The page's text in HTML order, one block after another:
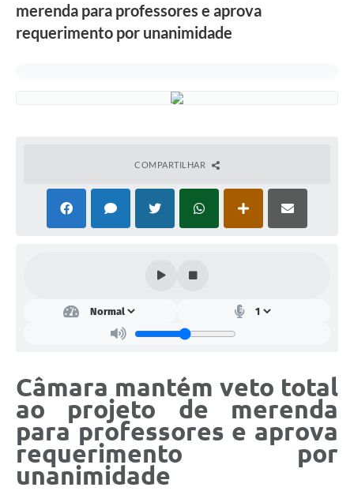
Relatório de Viagens
Diárias
Consulta Popular
Plano Estratégico
SIC / e-SIC
FAQ (Perguntas Frequentes)
Pesquisa de satisfação
Obras
merenda para professores e aprova
requerimento por unanimidade
COMPARTILHAR
Câmara mantém veto total
ao projeto de merenda
para professores e aprova
requerimento por
unanimidade